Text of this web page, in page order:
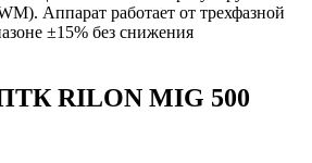
Аппарат работает от трехфазной
±15% без снижения
RILON MIG 500